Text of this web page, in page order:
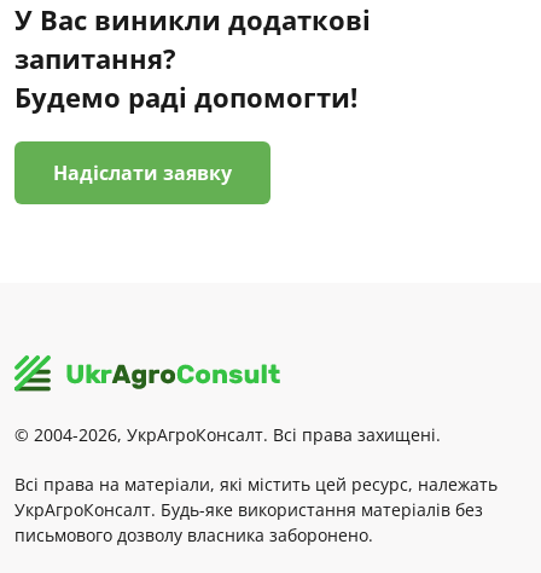
У Вас виникли додаткові
запитання?
Будемо раді допомогти!
Надіслати заявку
© 2004-2026, УкрАгроКонсалт. Всі права захищені.
Всі права на матеріали, які містить цей ресурс, належать
УкрАгроКонсалт. Будь-яке використання матеріалів без
письмового дозволу власника заборонено.